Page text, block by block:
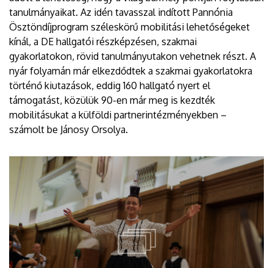
tanulmányaikat. Az idén tavasszal indított Pannónia
Ösztöndíjprogram széleskörű mobilitási lehetőségeket
kínál, a DE hallgatói részképzésen, szakmai
gyakorlatokon, rövid tanulmányutakon vehetnek részt. A
nyár folyamán már elkezdődtek a szakmai gyakorlatokra
történő kiutazások, eddig 160 hallgató nyert el
támogatást, közülük 90-en már meg is kezdték
mobilitásukat a külföldi partnerintézményekben –
számolt be Jánosy Orsolya.